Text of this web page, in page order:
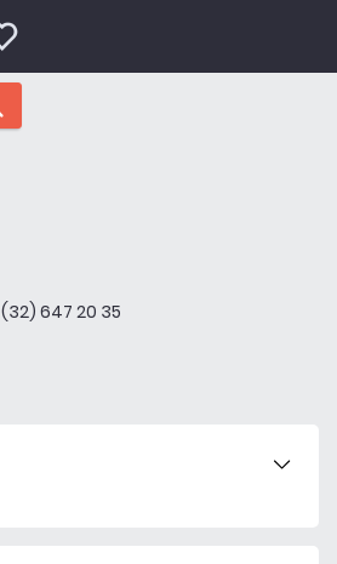
(32) 647 20 35